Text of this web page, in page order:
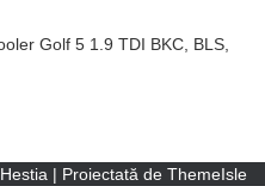
Golf 5 1.9 TDI BKC, BLS,
Hestia | Proiectată de ThemeIsle